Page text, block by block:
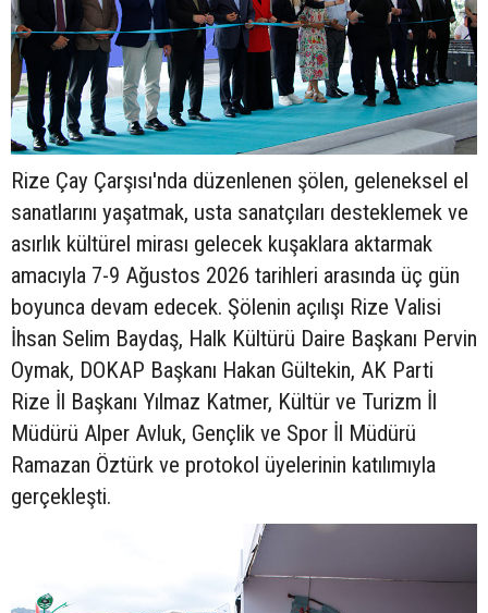
Rize Çay Çarşısı'nda düzenlenen şölen, geleneksel el
sanatlarını yaşatmak, usta sanatçıları desteklemek ve
asırlık kültürel mirası gelecek kuşaklara aktarmak
amacıyla 7-9 Ağustos 2026 tarihleri arasında üç gün
boyunca devam edecek. Şölenin açılışı Rize Valisi
İhsan Selim Baydaş, Halk Kültürü Daire Başkanı Pervin
Oymak, DOKAP Başkanı Hakan Gültekin, AK Parti
Rize İl Başkanı Yılmaz Katmer, Kültür ve Turizm İl
Müdürü Alper Avluk, Gençlik ve Spor İl Müdürü
Ramazan Öztürk ve protokol üyelerinin katılımıyla
gerçekleşti.